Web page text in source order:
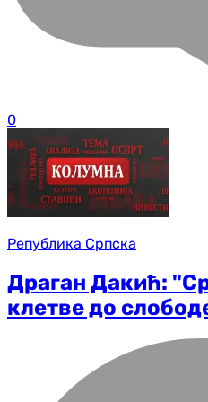
0
Република Српска
Драган Дакић:
клетве до